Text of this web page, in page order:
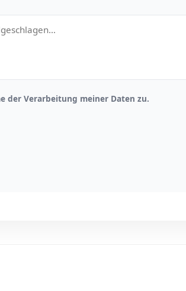
der Verarbeitung meiner Daten zu.